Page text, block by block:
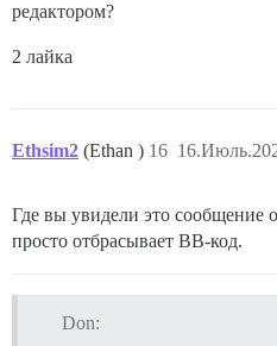
редактором?
2 лайка
Ethsim2 (Ethan ) 16
Где вы увидели это сообщение
просто отбрасывает BB-код.
Don: